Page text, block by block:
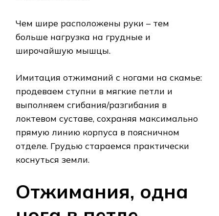
Чем шире расположены руки – тем
больше нагрузка на грудные и
широчайшую мышцы.
Имитация отжиманий с ногами на скамье:
продеваем ступни в мягкие петли и
выполняем сгибания/разгибания в
локтевом суставе, сохраняя максимально
прямую линию корпуса в поясничном
отделе. Грудью стараемся практически
коснуться земли.
Отжимания, одна